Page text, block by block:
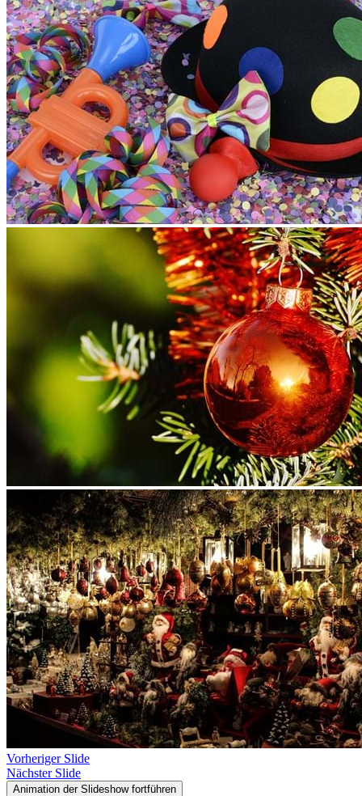
Vorheriger Slide
Nächster Slide
Animation der Slideshow fortführen